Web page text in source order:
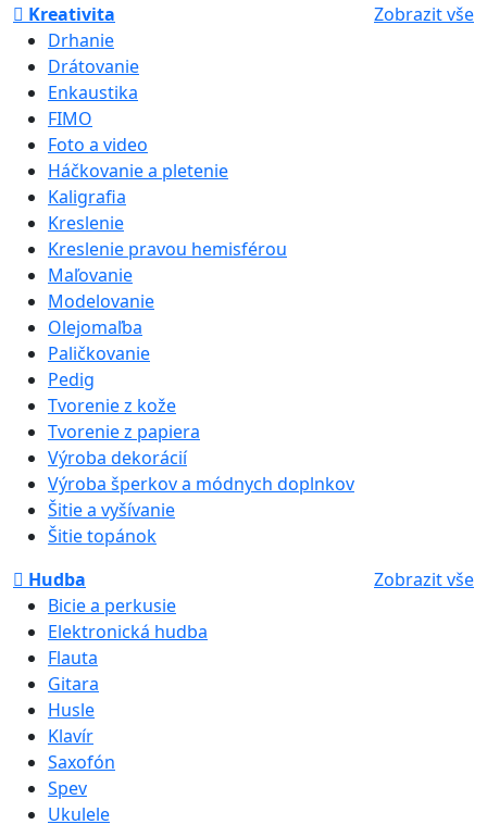
Kreativita
Zobrazit vše
Drhanie
Drátovanie
Enkaustika
FIMO
Foto a video
Háčkovanie a pletenie
Kaligrafia
Kreslenie
Kreslenie pravou hemisférou
Maľovanie
Modelovanie
Olejomaľba
Paličkovanie
Pedig
Tvorenie z kože
Tvorenie z papiera
Výroba dekorácií
Výroba šperkov a módnych doplnkov
Šitie a vyšívanie
Šitie topánok
Hudba
Zobrazit vše
Bicie a perkusie
Elektronická hudba
Flauta
Gitara
Husle
Klavír
Saxofón
Spev
Ukulele